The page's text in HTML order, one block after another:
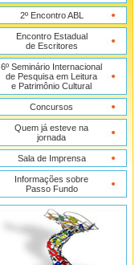
2º Encontro ABL
Encontro Estadual
de Escritores
6º Seminário Internacional
de Pesquisa em Leitura
e Patrimônio Cultural
Concursos
Quem já esteve na
jornada
Sala de Imprensa
Informações sobre
Passo Fundo